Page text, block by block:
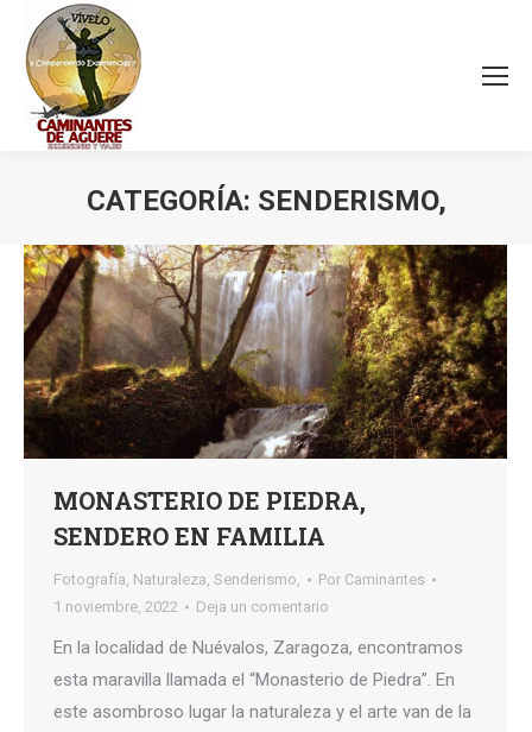
CATEGORÍA: SENDERISMO,
MONASTERIO DE PIEDRA,
SENDERO EN FAMILIA
Fotografía, Naturaleza, Senderismo, Por Caminantes
1 noviembre, 2022
Deja un comentario
En la localidad de Nuévalos, Zaragoza, encontramos
esta maravilla llamada el “Monasterio de Piedra”. En
este asombroso lugar la naturaleza y el arte van de la